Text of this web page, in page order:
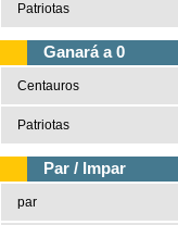
Patriotas
Ganará a 0
Centauros
Patriotas
Par / Impar
par